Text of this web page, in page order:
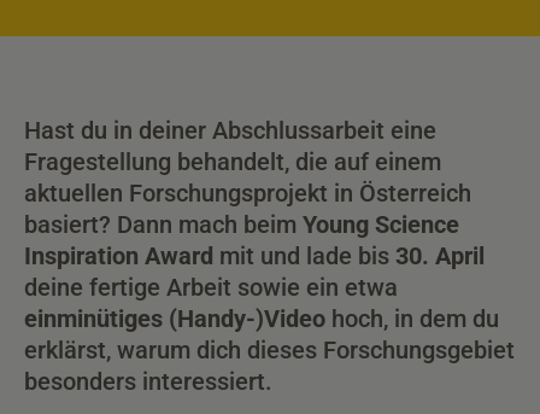
Hast du in deiner Abschlussarbeit eine
Fragestellung behandelt, die auf einem
aktuellen Forschungsprojekt in Österreich
basiert? Dann mach beim Young Science
Inspiration Award mit und lade bis 30. April
deine fertige Arbeit sowie ein etwa
einminütiges (Handy-)Video hoch, in dem du
erklärst, warum dich dieses Forschungsgebiet
besonders interessiert.